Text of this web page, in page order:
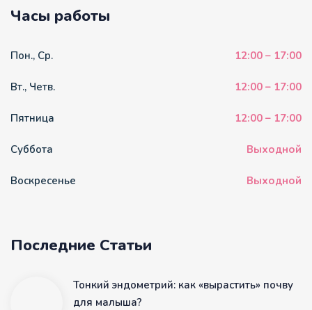
Часы работы
Пон., Ср. 12:00 – 17:00
Вт., Четв. 12:00 – 17:00
Пятница 12:00 – 17:00
Суббота Выходной
Воскресенье Выходной
Последние Статьи
Тонкий эндометрий: как «вырастить» почву
для малыша?